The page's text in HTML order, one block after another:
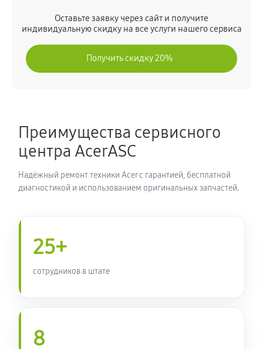
Оставьте заявку через сайт и получите
индивидуальную скидку на все услуги нашего сервиса
Получить скидку 20%
Преимущества сервисного
центра AcerASC
Надёжный ремонт техники Acer с гарантией, бесплатной
диагностикой и использованием оригинальных запчастей.
25+
сотрудников в штате
8